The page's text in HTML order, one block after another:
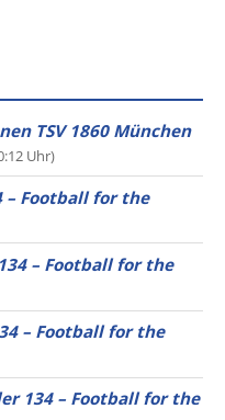
TSV 1860 München
Uhr)
Football for the
– Football for the
– Football for the
134 – Football for the